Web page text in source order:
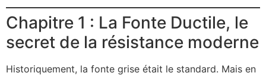
Chapitre 1 : La Fonte Ductile, le
secret de la résistance moderne
Historiquement, la fonte grise était le standard. Mais en